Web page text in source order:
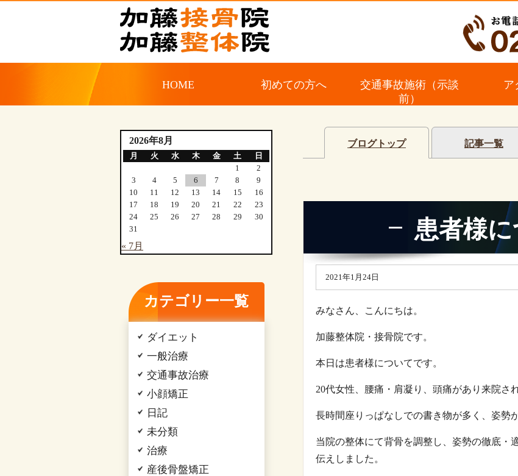
HOME 初めての方へ
交通事故施術（示談
前）
ア
ブログトップ 記事一覧
患者様
2021年1月24日
みなさん、こんにちは。
加藤整体院・接骨院です。
本日は患者様についてです。
20代女性、腰痛・肩凝り、頭痛があり来院さ
長時間座りっぱなしでの書き物が多く、姿勢
当院の整体にて背骨を調整し、姿勢の徹底・
伝えしました。
2026年8月
月 火 水 木 金 土
日
1
2
3
4 5 6 7 8
9
10
11 12 13 14 15
16
17
18 19 20 21 22
23
24
25 26 27 28 29
30
31
« 7月
カテゴリー一覧
ダイエット
一般治療
交通事故治療
小顔矯正
日記
未分類
治療
産後骨盤矯正